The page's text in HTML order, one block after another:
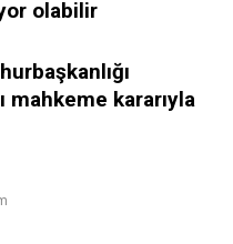
olabilir
mahkeme kararıyla